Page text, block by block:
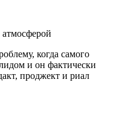
когда самого
и он фактически
проджект и риал